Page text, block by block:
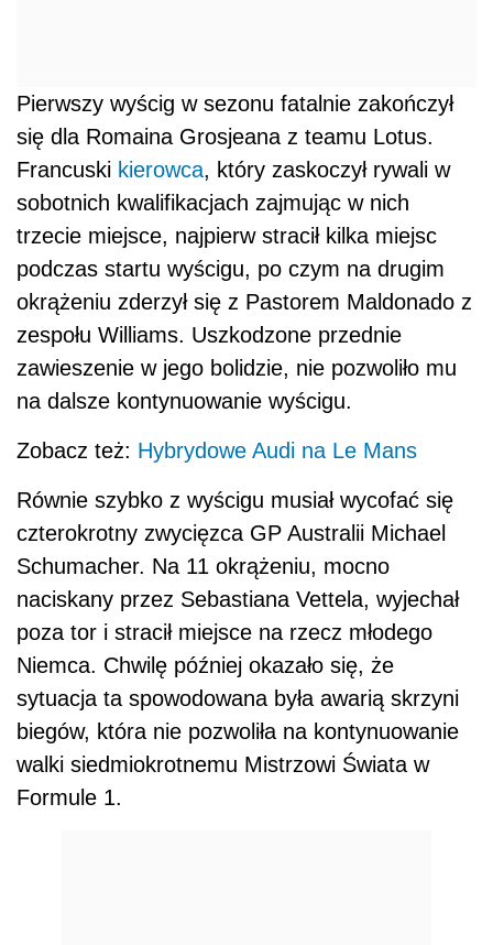
Pierwszy wyścig w sezonu fatalnie zakończył
się dla Romaina Grosjeana z teamu Lotus.
Francuski kierowca, który zaskoczył rywali w
sobotnich kwalifikacjach zajmując w nich
trzecie miejsce, najpierw stracił kilka miejsc
podczas startu wyścigu, po czym na drugim
okrążeniu zderzył się z Pastorem Maldonado z
zespołu Williams. Uszkodzone przednie
zawieszenie w jego bolidzie, nie pozwoliło mu
na dalsze kontynuowanie wyścigu.
Zobacz też: Hybrydowe Audi na Le Mans
Równie szybko z wyścigu musiał wycofać się
czterokrotny zwycięzca GP Australii Michael
Schumacher. Na 11 okrążeniu, mocno
naciskany przez Sebastiana Vettela, wyjechał
poza tor i stracił miejsce na rzecz młodego
Niemca. Chwilę później okazało się, że
sytuacja ta spowodowana była awarią skrzyni
biegów, która nie pozwoliła na kontynuowanie
walki siedmiokrotnemu Mistrzowi Świata w
Formule 1.